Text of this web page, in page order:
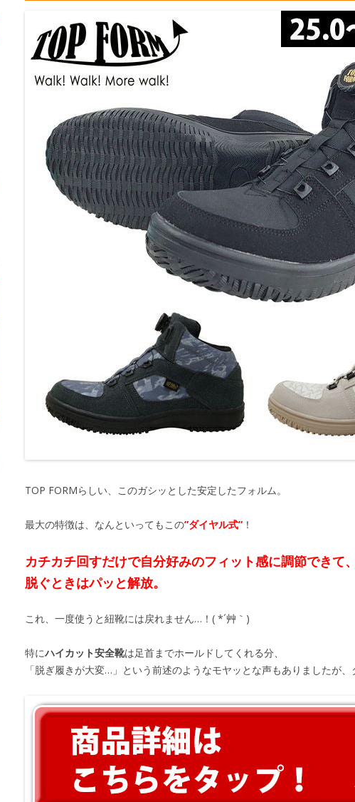
TOP FORMらしい、このガシッとした安定したフォルム。
最大の特徴は、なんといってもこの”ダイヤル式” ！
カチカチ回すだけで自分好みのフィット感に調節できて
脱ぐときはパッと解放。
これ、一度使うと紐靴には戻れません…！( *´艸｀)
特にハイカット安全靴は足首までホールドしてくれる分、
「脱ぎ履きが大変…」という前述のようなモヤッとな声もありましたが